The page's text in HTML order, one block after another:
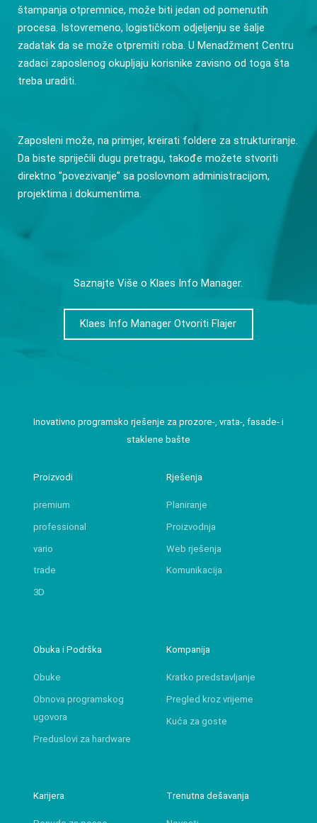
štampanja otpremnice, može biti jedan od pomenutih
procesa. Istovremeno, logističkom odjeljenju se šalje
zadatak da se može otpremiti roba. U Menadžment Centru
zadaci zaposlenog okupljaju korisnike zavisno od toga šta
treba uraditi.
Zaposleni može, na primjer, kreirati foldere za strukturiranje.
Da biste spriječili dugu pretragu, takođe možete stvoriti
direktno "povezivanje" sa poslovnom administracijom,
projektima i dokumentima.
Saznajte Više o Klaes Info Manager.
Klaes Info Manager Otvoriti Flajer
Inovativno programsko rješenje za prozore-, vrata-, fasade- i
staklene bašte
Proizvodi
premium
professional
vario
trade
3D
Rješenja
Planiranje
Proizvodnja
Web rješenja
Komunikacija
Obuka i Podrška
Obuke
Obnova programskog
ugovora
Preduslovi za hardware
Kompanija
Kratko predstavljanje
Pregled kroz vrijeme
Kuća za goste
Karijera Trenutna dešavanja